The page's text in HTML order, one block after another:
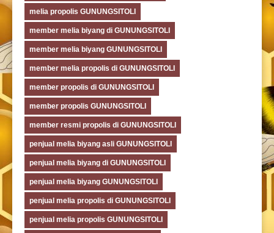
melia propolis GUNUNGSITOLI
member melia biyang di GUNUNGSITOLI
member melia biyang GUNUNGSITOLI
member melia propolis di GUNUNGSITOLI
member propolis di GUNUNGSITOLI
member propolis GUNUNGSITOLI
member resmi propolis di GUNUNGSITOLI
penjual melia biyang asli GUNUNGSITOLI
penjual melia biyang di GUNUNGSITOLI
penjual melia biyang GUNUNGSITOLI
penjual melia propolis di GUNUNGSITOLI
penjual melia propolis GUNUNGSITOLI